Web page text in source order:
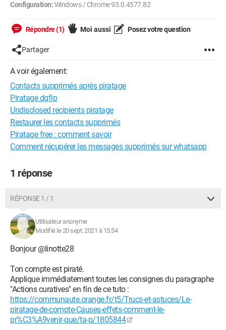
Configuration:Windows / Chrome 93.0.4577.82
Répondre (1) Moi aussi Posez votre question
Partager
A voir également:
Contacts supprimés après piratage
Piratage dgfip
Undisclosed recipients piratage
Restaurer les contacts supprimés
Piratage free : comment savoir
Comment récupérer les messages supprimés sur whatsapp
1 réponse
RÉPONSE 1 / 1
Utilisateur anonyme
Modifié le 20 sept. 2021 à 15:54
Bonjour @linotte28
Ton compte est piraté.
Applique immédiatement toutes les consignes du paragraphe
"Actions curatives" en fin de ce tuto :
https://communaute.orange.fr/t5/Trucs-et-astuces/Le-
piratage-de-compte-Causes-effets-comment-le-
pr%C3%A9venir-que/ta-p/1805844